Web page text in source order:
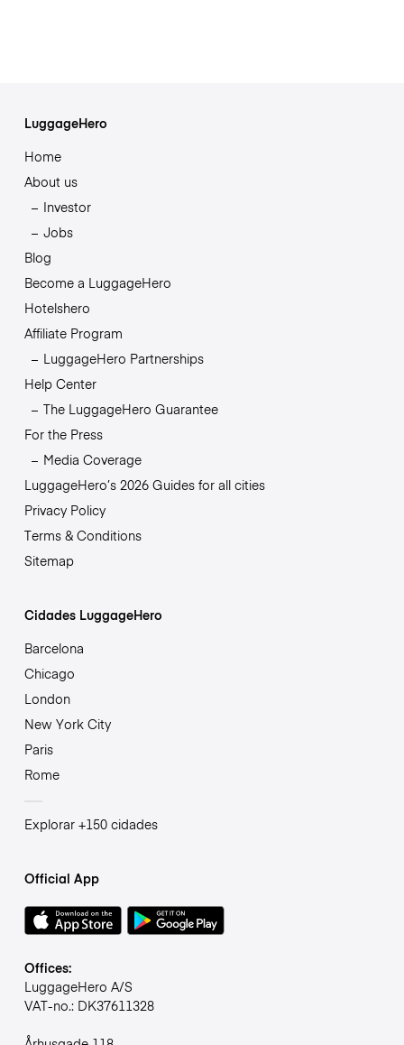
LuggageHero
Home
About us
Investor
Jobs
Blog
Become a LuggageHero
Hotelshero
Affiliate Program
LuggageHero Partnerships
Help Center
The LuggageHero Guarantee
For the Press
Media Coverage
LuggageHero’s 2026 Guides for all cities
Privacy Policy
Terms & Conditions
Sitemap
Cidades LuggageHero
Barcelona
Chicago
London
New York City
Paris
Rome
Explorar +150 cidades
Official App
Offices:
LuggageHero A/S
VAT-no.: DK37611328